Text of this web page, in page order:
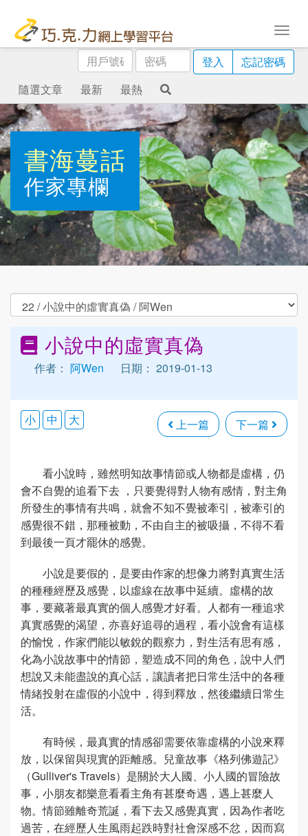
用
戶
號
碼
密
碼
登入
忘記密碼
隨選文章
最新 最熱
書海蔓話
作家專欄
小說中的虛實真偽
作者： 阿Wen 日期： 2019-01-13
上一篇 下一篇
小 中 大
看小說時，雖然明知故事情節或人物都是虛構，仍
會不自覺的追看下去 ，只要覺得對人物有感情，對主角
所發生的事情有共鳴，就會不知不覺被牽引，被牽引的
感覺很不錯，那種被動，不由自主的被吸攝，不得不看
到最後一頁才罷休的感覺。
小說是要假的，是要由作家的想像力將對真實生活
的種種經歷及感覺，以虛線在故事中延續。虛構的故
事，要藏著最真實的個人感覺才好看。人都有一種追求
真實感覺的渴望，亦喜好追尋的過程，看小說會有這樣
的愉悅，作家們能以敏銳的觀察力，對生活有思有感，
化為小說故事中的情節，塑造成不同的角色，說中人們
想說又未能盡說的真心話，讓讀者把日常生活中的各種
情緒投射在虛假的小說中，得到釋放，然後繼續日常生
活。
有時候，最真實的情感卻需要依靠虛構的小說來釋
放，以保留與現實的距離感。兒童故事《格列佛遊記》
（Gulliver's Travels）是關於大人國、小人國的冒險故
事，小朋友都樂意看看主角有甚麼奇遇，遇上甚麼人
物。情節雖離奇荒誕，看下去又感覺真實，因為作者吃
過苦，在經歷人生風雨起跌時對社會深感不忿，因而寫